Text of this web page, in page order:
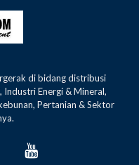
di bidang distribusi
Energi & Mineral,
Pertanian & Sektor